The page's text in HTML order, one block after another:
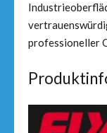
professioneller